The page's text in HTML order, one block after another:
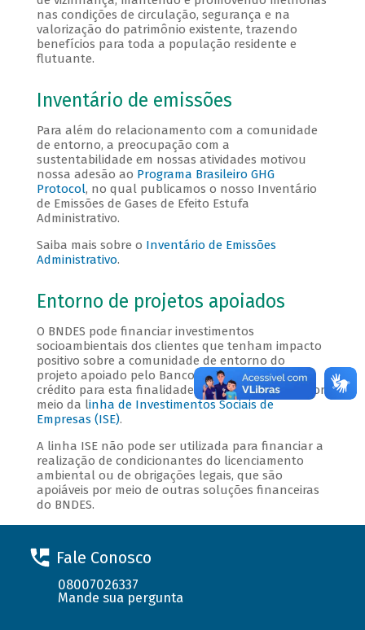
nas condições de circulação, segurança e na
valorização do patrimônio existente, trazendo
benefícios para toda a população residente e
flutuante.
Inventário de emissões
Para além do relacionamento com a comunidade
de entorno, a preocupação com a
sustentabilidade em nossas atividades motivou
nossa adesão ao Programa Brasileiro GHG
Protocol, no qual publicamos o nosso Inventário
de Emissões de Gases de Efeito Estufa
Administrativo.
Saiba mais sobre o Inventário de Emissões
Administrativo.
Entorno de projetos apoiados
O BNDES pode financiar investimentos
socioambientais dos clientes que tenham impacto
positivo sobre a comunidade de entorno do
projeto apoiado pelo Banco. As condições do
crédito para esta finalidade são mais atrativas, por
meio da linha de Investimentos Sociais de
Empresas (ISE).
A linha ISE não pode ser utilizada para financiar a
realização de condicionantes do licenciamento
ambiental ou de obrigações legais, que são
apoiáveis por meio de outras soluções financeiras
do BNDES.
Fale Conosco
08007026337
Mande sua pergunta